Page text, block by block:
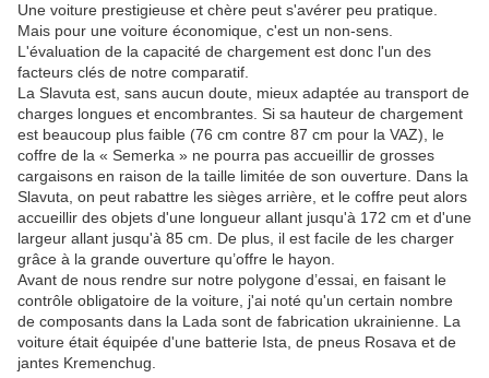
Une voiture prestigieuse et chère peut s'avérer peu pratique.
Mais pour une voiture économique, c'est un non-sens.
L'évaluation de la capacité de chargement est donc l'un des
facteurs clés de notre comparatif.
La Slavuta est, sans aucun doute, mieux adaptée au transport de
charges longues et encombrantes. Si sa hauteur de chargement
est beaucoup plus faible (76 cm contre 87 cm pour la VAZ), le
coffre de la « Semerka » ne pourra pas accueillir de grosses
cargaisons en raison de la taille limitée de son ouverture. Dans la
Slavuta, on peut rabattre les sièges arrière, et le coffre peut alors
accueillir des objets d'une longueur allant jusqu'à 172 cm et d'une
largeur allant jusqu'à 85 cm. De plus, il est facile de les charger
grâce à la grande ouverture qu’offre le hayon.
Avant de nous rendre sur notre polygone d’essai, en faisant le
contrôle obligatoire de la voiture, j'ai noté qu'un certain nombre
de composants dans la Lada sont de fabrication ukrainienne. La
voiture était équipée d'une batterie Ista, de pneus Rosava et de
jantes Kremenchug.